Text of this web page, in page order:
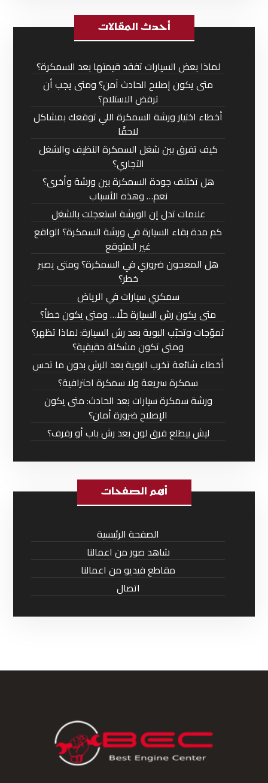
أحدث المقالات
لماذا بعض السيارات تفقد قيمتها بعد السمكرة؟
متى يكون إصلاح الحادث آمن؟ ومتى يجب أن
ترفض الاستلام؟
أخطاء اختيار ورشة السمكرة اللي توقعك بمشاكل
لاحقًا
كيف تفرق بين شغل السمكرة النظيف والشغل
التجاري؟
هل تختلف جودة السمكرة بين ورشة وأخرى؟
نعم… وهذه الأسباب
علامات تدل إن الورشة استعجلت بالشغل
كم مدة بقاء السيارة في ورشة السمكرة؟ الواقع
غير المتوقع
هل المعجون ضروري في السمكرة؟ ومتى يصير
خطر؟
سمكري سيارات في الرياض
متى يكون رش السيارة حلًا… ومتى يكون خطأ؟
تموّجات وتحبّب البوية بعد رش السيارة: لماذا تظهر؟
ومتى تكون مشكلة حقيقية؟
أخطاء شائعة تخرب البوية بعد الرش بدون ما تحس
سمكرة سريعة ولا سمكرة احترافية؟
ورشة سمكرة سيارات بعد الحادث: متى يكون
الإصلاح ضرورة أمان؟
ليش بيطلع فرق لون بعد رش باب أو رفرف؟
أهم الصفحات
الصفحة الرئيسية
شاهد صور من اعمالنا
مقاطع فيديو من اعمالنا
اتصال